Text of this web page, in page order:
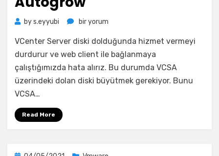
bys.eyyubi
VCenter
Genişletme
Autogrow
için
bir yorum
VCenter Server diski dolduğunda hizmet vermeyi
durdurur ve web client ile bağlanmaya
çalıştığımızda hata alırız. Bu durumda VCSA
üzerindeki dolan diski büyütmek gerekiyor. Bunu
VCSA…
Read More